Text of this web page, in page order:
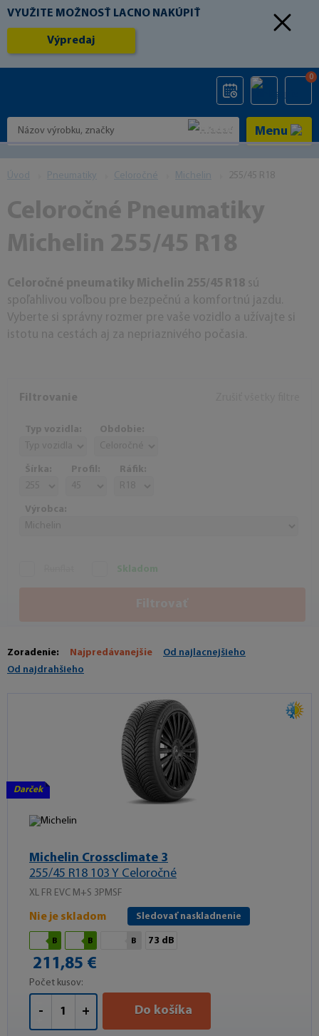
VYUŽITE MOŽNOSŤ LACNO NAKÚPIŤ
Výpredaj
0
Menu
Úvod Pneumatiky Celoročné Michelin 255/45 R18
Celoročné Pneumatiky
Michelin 255/45 R18
Celoročné pneumatiky Michelin 255/45 R18 sú
spoľahlivou voľbou pre bezpečnú a komfortnú jazdu.
Vyberte si správny rozmer pre vaše vozidlo a užívajte si
istotu na cestách aj za nepriaznivého počasia.
Filtrovanie
Typ vozidla: Obdobie:
Šírka: Profil: Ráfik:
Výrobca:
Skladom
Zoradenie: Najpredávanejšie
Od najlacnejšieho
Od najdrahšieho
Darček
Michelin Crossclimate 3
255/45 R18 103 Y Celoročné
XL FR EVC M+S 3PMSF
Nie je skladom Sledovať naskladnenie
B B B 73 dB
211,85 €
Počet kusov:
- + Do košíka